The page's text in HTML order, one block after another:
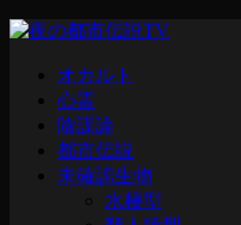
オカルト
心霊
陰謀論
都市伝説
未確認生物
水棲型